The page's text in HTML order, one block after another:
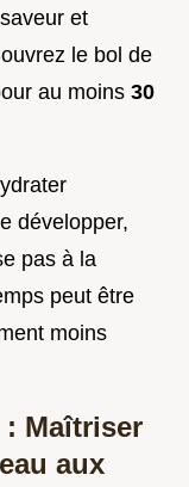
et
le bol de
au moins 30
développer,
pas à la
peut être
moins
: Maîtriser
aux